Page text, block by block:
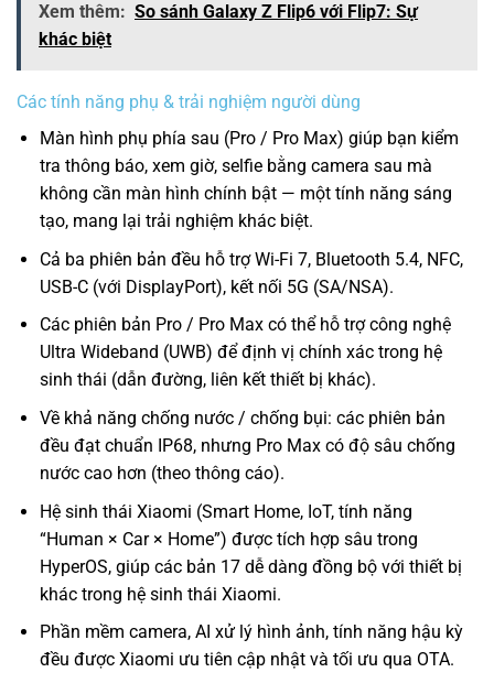
Xem thêm: So sánh Galaxy Z Flip6 với Flip7: Sự
khác biệt
Các tính năng phụ & trải nghiệm người dùng
Màn hình phụ phía sau (Pro / Pro Max) giúp bạn kiểm
tra thông báo, xem giờ, selfie bằng camera sau mà
không cần màn hình chính bật — một tính năng sáng
tạo, mang lại trải nghiệm khác biệt.
Cả ba phiên bản đều hỗ trợ Wi-Fi 7, Bluetooth 5.4, NFC,
USB-C (với DisplayPort), kết nối 5G (SA/NSA).
Các phiên bản Pro / Pro Max có thể hỗ trợ công nghệ
Ultra Wideband (UWB) để định vị chính xác trong hệ
sinh thái (dẫn đường, liên kết thiết bị khác).
Về khả năng chống nước / chống bụi: các phiên bản
đều đạt chuẩn IP68, nhưng Pro Max có độ sâu chống
nước cao hơn (theo thông cáo).
Hệ sinh thái Xiaomi (Smart Home, IoT, tính năng
“Human × Car × Home”) được tích hợp sâu trong
HyperOS, giúp các bản 17 dễ dàng đồng bộ với thiết bị
khác trong hệ sinh thái Xiaomi.
Phần mềm camera, AI xử lý hình ảnh, tính năng hậu kỳ
đều được Xiaomi ưu tiên cập nhật và tối ưu qua OTA.